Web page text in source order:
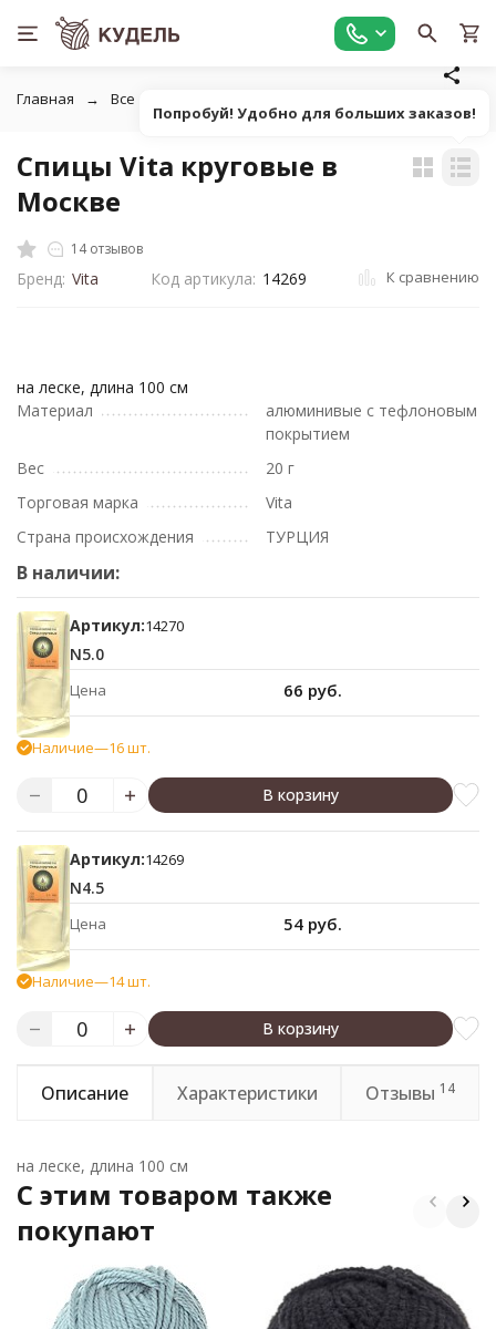
Главная Все для вязания
Спицы Vita круговые в
Москве
14 отзывов
Бренд: Vita Код артикула: 14269 К сравнению
на леске, длина 100 см
Материал
алюминивые с тефлоновым
покрытием
Вес
20 г
Торговая марка
Vita
Страна происхождения
ТУРЦИЯ
В наличии:
Артикул:14270
N5.0
Цена 66 руб.
Наличие—16 шт.
В корзину
Артикул:14269
N4.5
Цена 54 руб.
Наличие—14 шт.
В корзину
Описание Характеристики Отзывы 14
на леске, длина 100 см
C этим товаром также
покупают
Попробуй! Удобно для больших заказов!